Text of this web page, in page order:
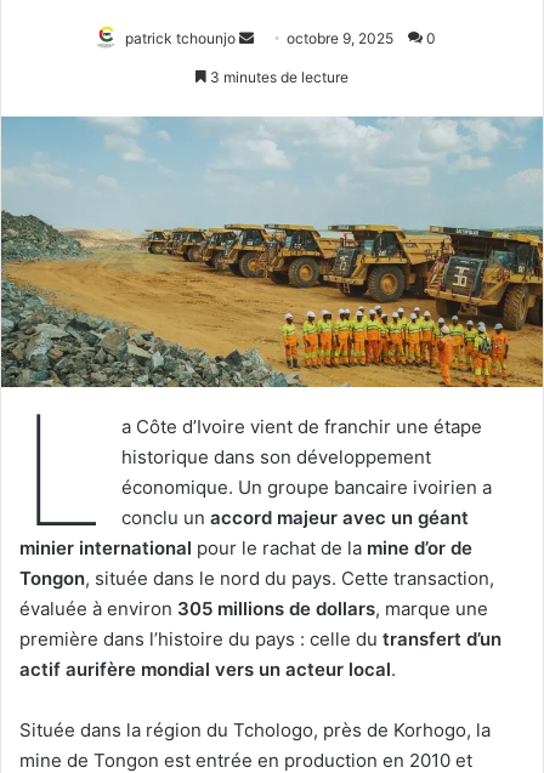
patrick tchounjo
Envoyeroctobre 9, 2025 0
3 minutes de lecture
L
a Côte d’Ivoire vient de franchir une étape
historique dans son développement
économique. Un groupe bancaire ivoirien a
conclu un accord majeur avec un géant
minier international pour le rachat de la mine d’or de
Tongon, située dans le nord du pays. Cette transaction,
évaluée à environ 305 millions de dollars, marque une
première dans l’histoire du pays : celle du transfert d’un
actif aurifère mondial vers un acteur local.
Située dans la région du Tchologo, près de Korhogo, la
mine de Tongon est entrée en production en 2010 et